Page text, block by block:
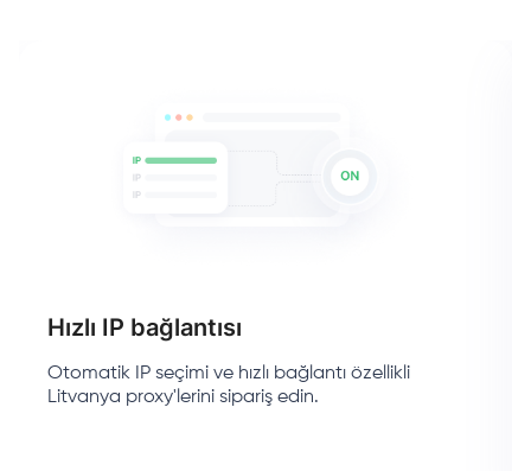
Hızlı IP bağlantısı
Otomatik IP seçimi ve hızlı bağlantı özellikli
Litvanya proxy'lerini sipariş edin.